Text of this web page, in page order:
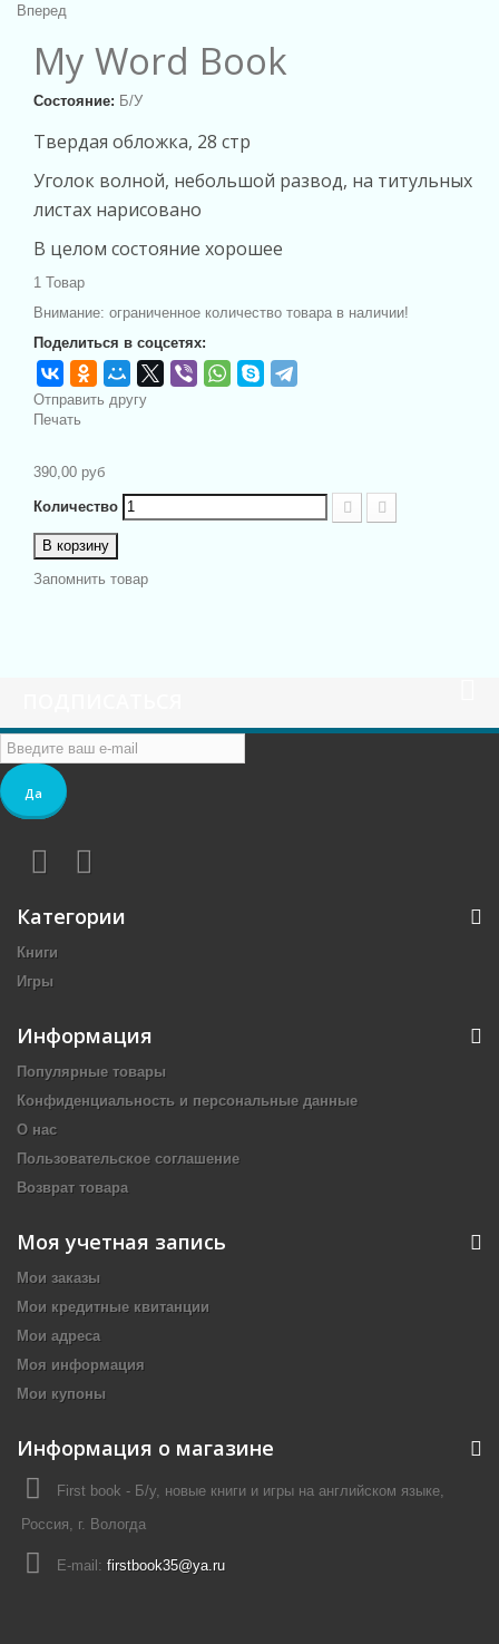
Вперед
My Word Book
Состояние: Б/У
Твердая обложка, 28 стр
Уголок волной, небольшой развод, на титульных
листах нарисовано
В целом состояние хорошее
1 Товар
Внимание: ограниченное количество товара в наличии!
Поделиться в соцсетях:
Отправить другу
Печать
390,00 руб
Количество
В корзину
Запомнить товар
Да
Категории
Книги
Игры
Информация
Популярные товары
Конфиденциальность и персональные данные
О нас
Пользовательское соглашение
Возврат товара
Моя учетная запись
Мои заказы
Мои кредитные квитанции
Мои адреса
Моя информация
Мои купоны
Информация о магазине
First book - Б/у, новые книги и игры на английском языке,
Россия, г. Вологда
E-mail: firstbook35@ya.ru